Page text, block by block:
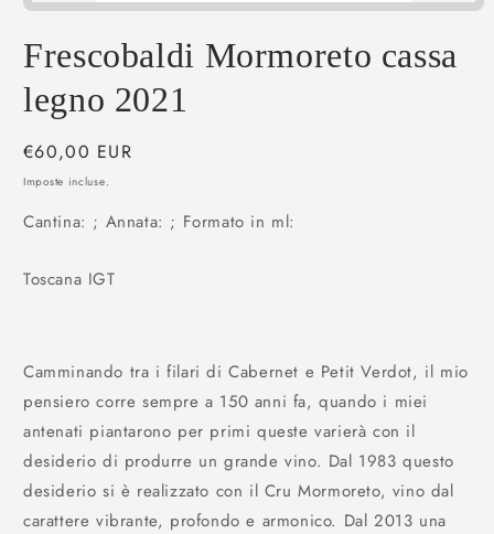
Apri
multimediali
1
finestra
modale
Frescobaldi Mormoreto cassa
legno 2021
Prezzo
di
€60,00 EUR
Imposte incluse.
Cantina: ; Annata: ; Formato in ml:
Toscana IGT
Camminando tra i filari di Cabernet e Petit Verdot, il mio
pensiero corre sempre a 150 anni fa, quando i miei
antenati piantarono per primi queste varierà con il
desiderio di produrre un grande vino. Dal 1983 questo
desiderio si è realizzato con il Cru Mormoreto, vino dal
carattere vibrante, profondo e armonico. Dal 2013 una